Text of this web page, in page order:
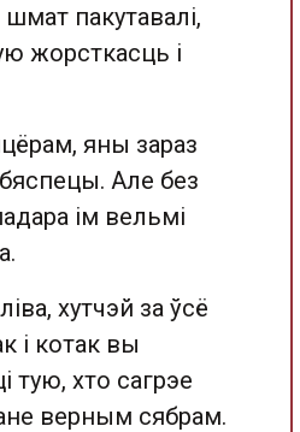
пакутавалі,
жорсткасць і
яны зараз
Але без
ім вельмі
хутчэй за ўсё
і котак вы
тую, хто сагрэе
верным сябрам.